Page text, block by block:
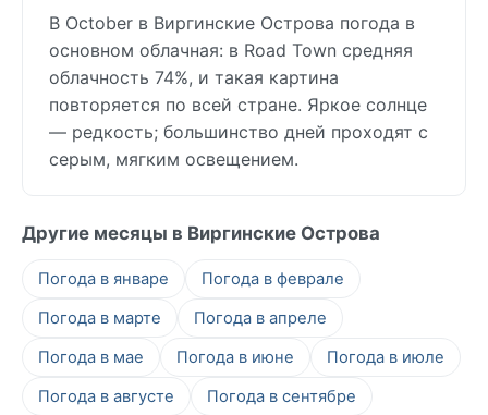
В October в Виргинские Острова погода в
основном облачная: в Road Town средняя
облачность 74%, и такая картина
повторяется по всей стране. Яркое солнце
— редкость; большинство дней проходят с
серым, мягким освещением.
Другие месяцы в Виргинские Острова
Погода в январе
Погода в феврале
Погода в марте
Погода в апреле
Погода в мае
Погода в июне
Погода в июле
Погода в августе
Погода в сентябре